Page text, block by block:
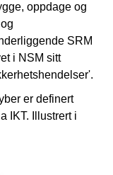
oppdage og
SRM
i NSM sitt
er definert
IKT. Illustrert i